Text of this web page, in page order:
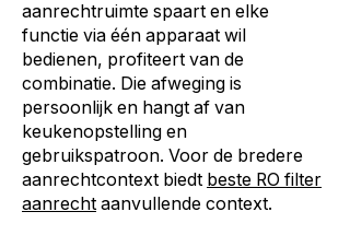
aanrechtruimte spaart en elke
functie via één apparaat wil
bedienen, profiteert van de
combinatie. Die afweging is
persoonlijk en hangt af van
keukenopstelling en
gebruikspatroon. Voor de bredere
aanrechtcontext biedt beste RO filter
aanrecht aanvullende context.